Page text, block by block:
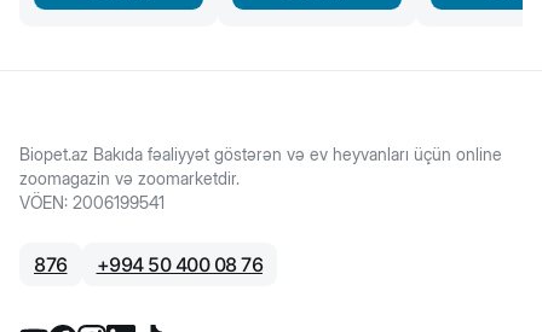
Biopet.az Bakıda fəaliyyət göstərən və ev heyvanları üçün online
zoomagazin və zoomarketdir.
VÖEN: 2006199541
876 +994 50 400 08 76